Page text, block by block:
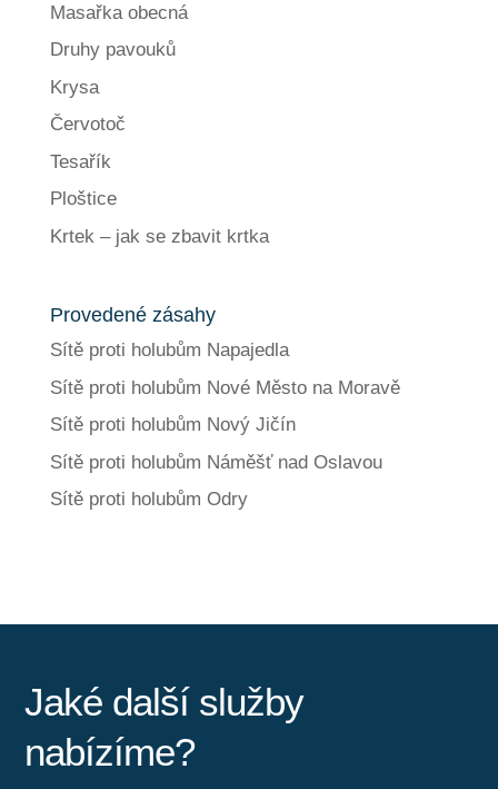
Masařka obecná
Druhy pavouků
Krysa
Červotoč
Tesařík
Ploštice
Krtek – jak se zbavit krtka
Provedené zásahy
Sítě proti holubům Napajedla
Sítě proti holubům Nové Město na Moravě
Sítě proti holubům Nový Jičín
Sítě proti holubům Náměšť nad Oslavou
Sítě proti holubům Odry
Jaké další služby
nabízíme?